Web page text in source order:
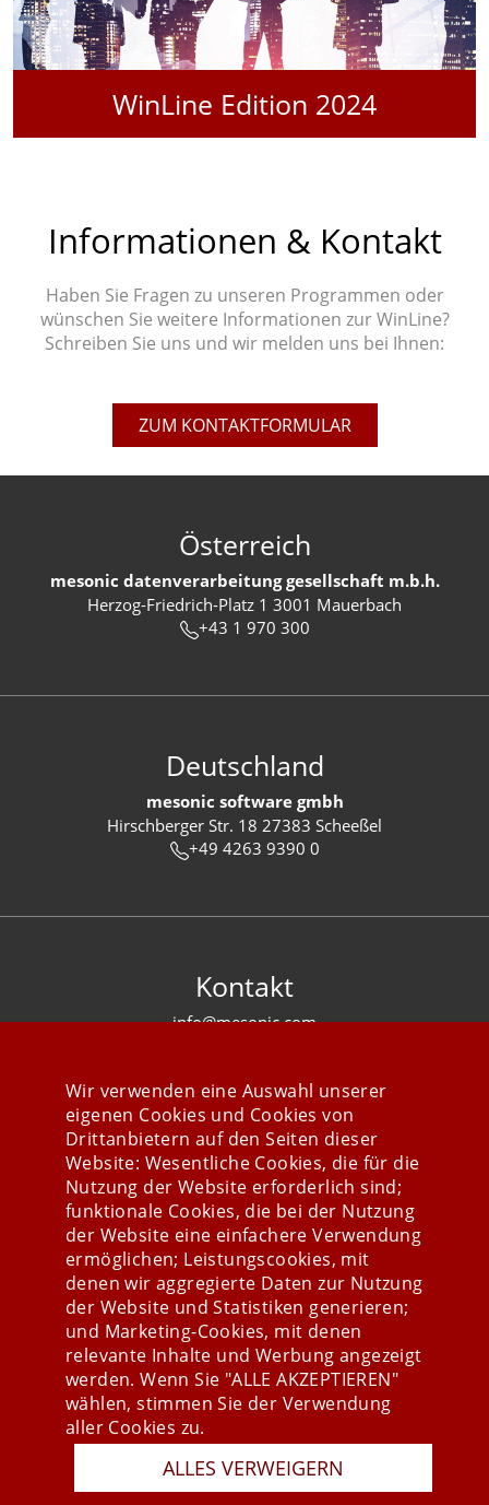
WinLine Edition 2024
Informationen & Kontakt
Haben Sie Fragen zu unseren Programmen oder
wünschen Sie weitere Informationen zur WinLine?
Schreiben Sie uns und wir melden uns bei Ihnen:
ZUM KONTAKTFORMULAR
Österreich
mesonic datenverarbeitung gesellschaft m.b.h.
Herzog-Friedrich-Platz 1 3001 Mauerbach
+43 1 970 300
Deutschland
mesonic software gmbh
Hirschberger Str. 18 27383 Scheeßel
+49 4263 9390 0
Kontakt
info@mesonic.com
Stay connected
Presse
Newsletter
Wir verwenden eine Auswahl unserer
eigenen Cookies und Cookies von
Drittanbietern auf den Seiten dieser
Website: Wesentliche Cookies, die für die
Nutzung der Website erforderlich sind;
funktionale Cookies, die bei der Nutzung
der Website eine einfachere Verwendung
ermöglichen; Leistungscookies, mit
denen wir aggregierte Daten zur Nutzung
der Website und Statistiken generieren;
und Marketing-Cookies, mit denen
relevante Inhalte und Werbung angezeigt
werden. Wenn Sie "ALLE AKZEPTIEREN"
wählen, stimmen Sie der Verwendung
aller Cookies zu.
ALLES VERWEIGERN